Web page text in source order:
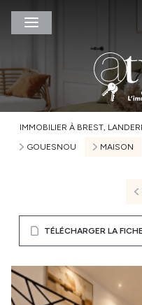
IMMOBILIER À BREST,
GOUESNOU
MAISON
TÉLÉCHARGER LA FICHE